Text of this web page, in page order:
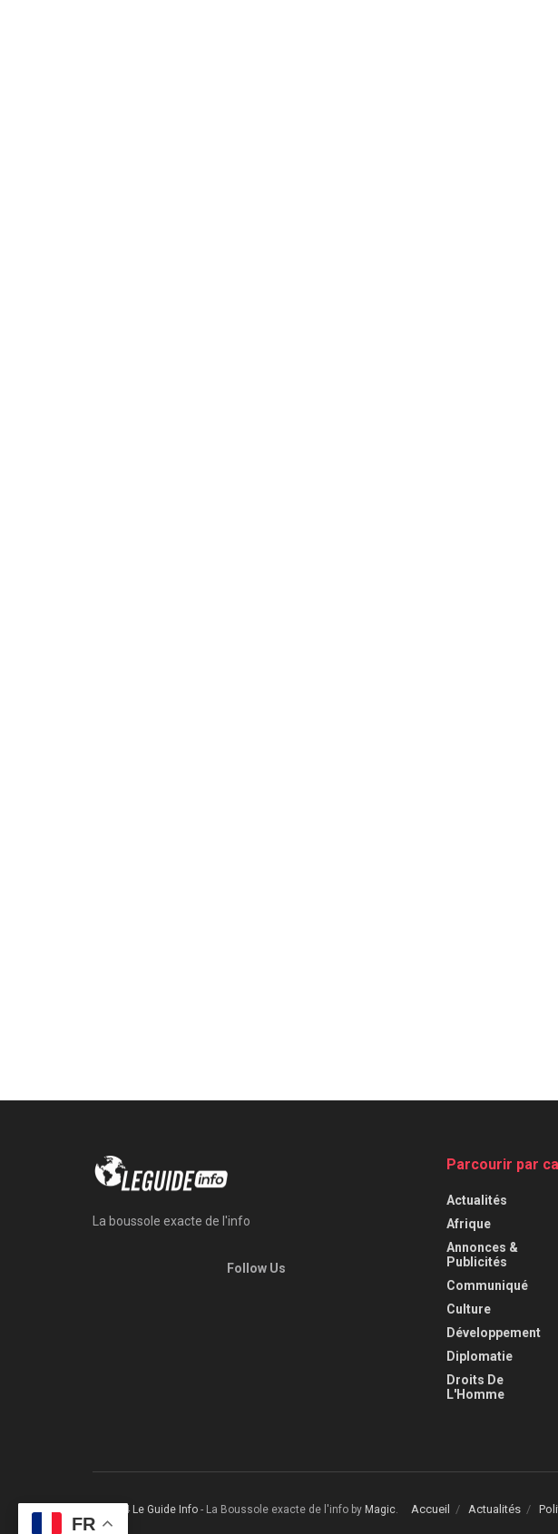
La boussole exacte de l'info
Follow Us
Parcourir par
Actualités
Afrique
Annonces &
Publicités
Communiqué
Culture
Développement
Diplomatie
Droits De
L'Homme
Accueil Actualités
© 2024 Le Guide Info - La Boussole exacte de l'info by Magic
FR